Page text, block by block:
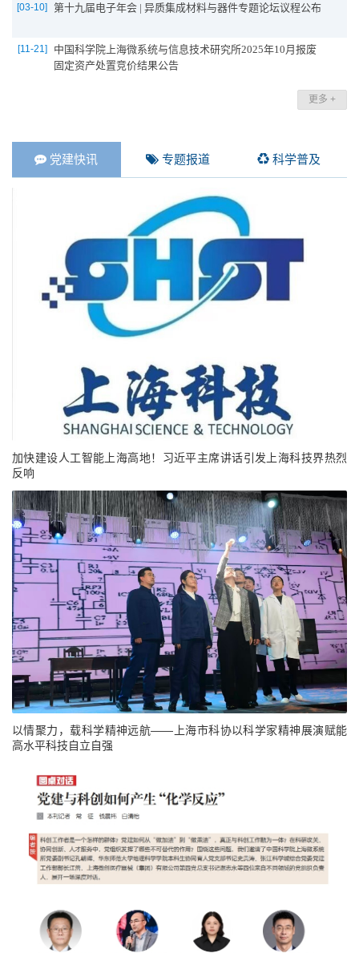
[03-10] 第十九届电子年会 | 异质集成材料与器件专题论坛议程公布
[11-21]
中国科学院上海微系统与信息技术研究所2025年10月报废
固定资产处置竞价结果公告
更多 +
党建快讯 专题报道 科学普及
加快建设人工智能上海高地！习近平主席讲话引发上海科技界热烈
反响
以情聚力，载科学精神远航——上海市科协以科学家精神展演赋能
高水平科技自立自强